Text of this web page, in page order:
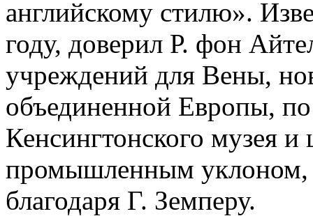
английскому стилю».
году, доверил Р. фон
учреждений для Вены,
объединенной Европы,
Кенсингтонского музея
промышленным уклоном,
благодаря Г. Земперу.